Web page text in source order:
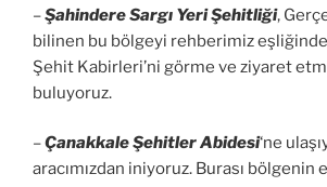
–Şahindere Sargı Yeri Şehitliği,
bilinen bu bölgeyi rehberimiz
Şehit Kabirleri’ni görme ve ziyaret
buluyoruz.
–Çanakkale Şehitler Abidesi‘ne
aracımızdan iniyoruz. Burası bölgenin